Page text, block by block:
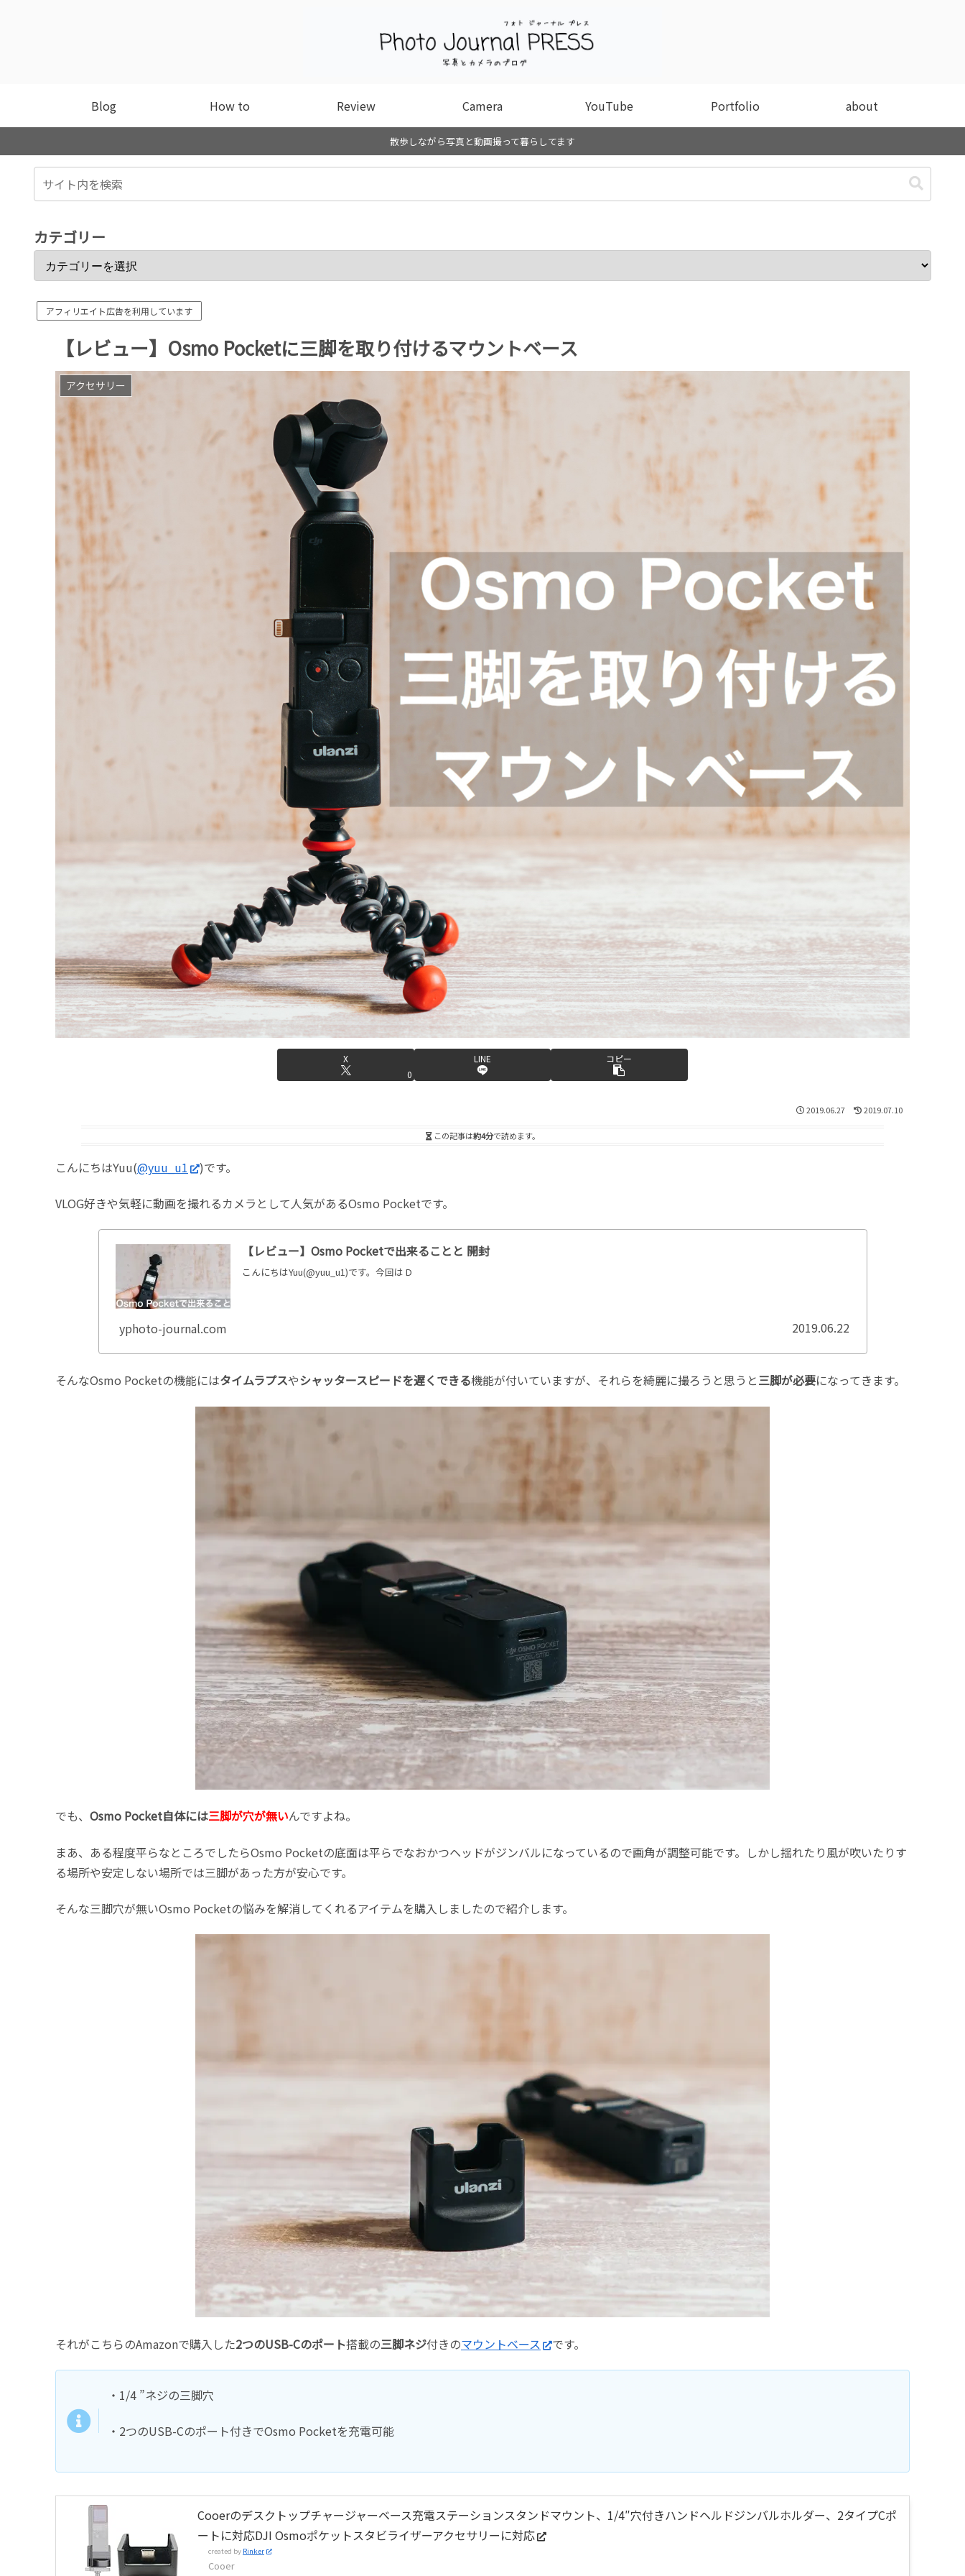
Blog How to Review Camera YouTube Portfolio about
散歩しながら写真と動画撮って暮らしてます
カテゴリー
アフィリエイト広告を利用しています
【レビュー】Osmo Pocketに三脚を取り付けるマウントベース
アクセサリー
X
0
LINE コピー
2019.06.27 2019.07.10
この記事は約4分で読めます。
こんにちはYuu(@yuu_u1 )です。
VLOG好きや気軽に動画を撮れるカメラとして人気があるOsmo Pocketです。
【レビュー】Osmo Pocketで出来ることと 開封
こんにちはYuu(@yuu_u1)です。今回は D
yphoto-journal.com 2019.06.22
そんなOsmo Pocketの機能にはタイムラプスやシャッタースピードを遅くできる機能が付いていますが、それらを綺麗に撮ろうと思うと三脚が必要になってきます。
でも、 Osmo Pocket自体には三脚が穴が無いんですよね。
まあ、ある程度平らなところでしたらOsmo Pocketの底面は平らでなおかつヘッドがジンバルになっているので画角が調整可能です。しかし揺れたり風が吹いたりす
る場所や安定しない場所では三脚があった方が安心です。
そんな三脚穴が無いOsmo Pocketの悩みを解消してくれるアイテムを購入しましたので紹介します。
それがこちらのAmazonで購入した2つのUSB-Cのポート搭載の三脚ネジ付きのマウントベース です。
・1/4 ”ネジの三脚穴
・2つのUSB-Cのポート付きでOsmo Pocketを充電可能
Cooerのデスクトップチャージャーベース充電ステーションスタンドマウント、1/4″穴付きハンドヘルドジンバルホルダー、2タイプCポ
ートに対応DJI Osmoポケットスタビライザーアクセサリーに対応
created by Rinker
Cooer